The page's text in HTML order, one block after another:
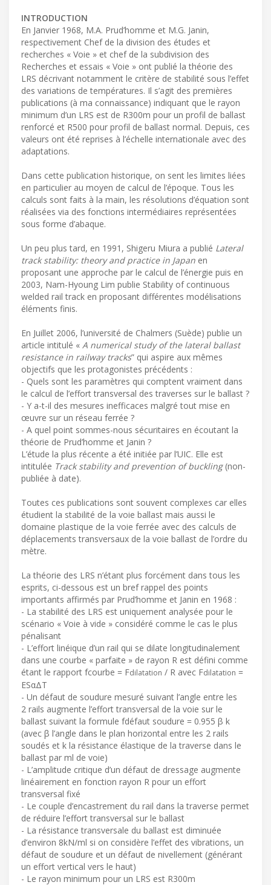
INTRODUCTION
En Janvier 1968, M.A. Prud’homme et M.G. Janin,
respectivement Chef de la division des études et
recherches « Voie » et chef de la subdivision des
Recherches et essais « Voie » ont publié la théorie des
LRS décrivant notamment le critère de stabilité sous l’effet
des variations de températures. Il s’agit des premières
publications (à ma connaissance) indiquant que le rayon
minimum d’un LRS est de R300m pour un profil de ballast
renforcé et R500 pour profil de ballast normal. Depuis, ces
valeurs ont été reprises à l’échelle internationale avec des
adaptations.
Dans cette publication historique, on sent les limites liées
en particulier au moyen de calcul de l’époque. Tous les
calculs sont faits à la main, les résolutions d’équation sont
réalisées via des fonctions intermédiaires représentées
sous forme d’abaque.
Un peu plus tard, en 1991, Shigeru Miura a publié Lateral
track stability: theory and practice in Japan en
proposant une approche par le calcul de l’énergie puis en
2003, Nam-Hyoung Lim publie Stability of continuous
welded rail track en proposant différentes modélisations
éléments finis.
En Juillet 2006, l’université de Chalmers (Suède) publie un
article intitulé « A numerical study of the lateral ballast
resistance in railway tracks” qui aspire aux mêmes
objectifs que les protagonistes précédents :
- Quels sont les paramètres qui comptent vraiment dans
le calcul de l’effort transversal des traverses sur le ballast ?
- Y a-t-il des mesures inefficaces malgré tout mise en
œuvre sur un réseau ferrée ?
- A quel point sommes-nous sécuritaires en écoutant la
théorie de Prud’homme et Janin ?
L’étude la plus récente a été initiée par l’UIC. Elle est
intitulée Track stability and prevention of buckling(non-
publiée à date).
Toutes ces publications sont souvent complexes car elles
étudient la stabilité de la voie ballast mais aussi le
domaine plastique de la voie ferrée avec des calculs de
déplacements transversaux de la voie ballast de l’ordre du
mètre.
La théorie des LRS n’étant plus forcément dans tous les
esprits, ci-dessous est un bref rappel des points
importants affirmés par Prud’homme et Janin en 1968 :
- La stabilité des LRS est uniquement analysée pour le
scénario « Voie à vide » considéré comme le cas le plus
pénalisant
- L’effort linéique d’un rail qui se dilate longitudinalement
dans une courbe « parfaite » de rayon R est défini comme
étant le rapport fcourbe = Fdilatation / R avec Fdilatation =
ESαΔT
- Un défaut de soudure mesuré suivant l’angle entre les
2 rails augmente l’effort transversal de la voie sur le
ballast suivant la formule fdéfaut soudure = 0.955 β k
(avec β l’angle dans le plan horizontal entre les 2 rails
soudés et k la résistance élastique de la traverse dans le
ballast par ml de voie)
- L’amplitude critique d’un défaut de dressage augmente
linéairement en fonction rayon R pour un effort
transversal fixé
- Le couple d’encastrement du rail dans la traverse permet
de réduire l’effort transversal sur le ballast
- La résistance transversale du ballast est diminuée
d’environ 8kN/ml si on considère l’effet des vibrations, un
défaut de soudure et un défaut de nivellement (générant
un effort vertical vers le haut)
- Le rayon minimum pour un LRS est R300m